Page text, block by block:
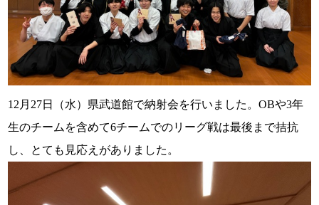
12月27日（水）県武道館で納射会を行いました。OBや3年
生のチームを含めて6チームでのリーグ戦は最後まで拮抗
し、とても見応えがありました。